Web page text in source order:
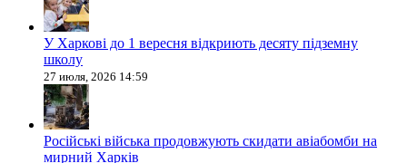
У Харкові до 1 вересня відкриють десяту підземну
школу
27 июля, 2026 14:59
Російські війська продовжують скидати авіабомби на
мирний Харків